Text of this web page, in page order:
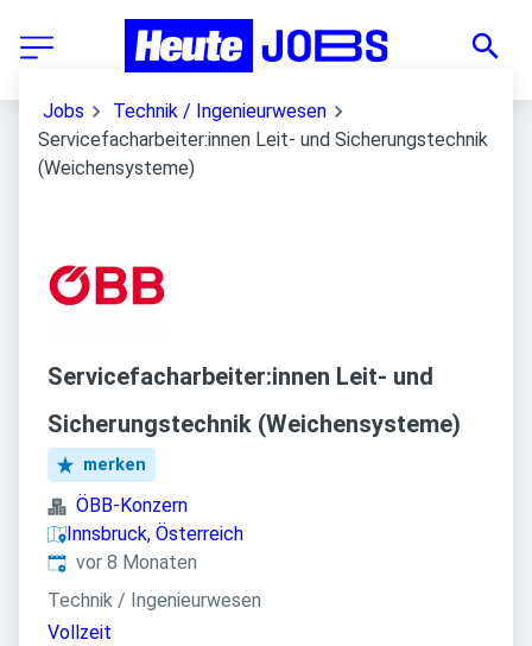
Jobs
Technik / Ingenieurwesen
Servicefacharbeiter:innen Leit- und Sicherungstechnik
(Weichensysteme)
Servicefacharbeiter:innen Leit- und
Sicherungstechnik (Weichensysteme)
merken
ÖBB-Konzern
Innsbruck, Österreich
Veröffentlicht:
vor 8 Monaten
Technik / Ingenieurwesen
Vollzeit